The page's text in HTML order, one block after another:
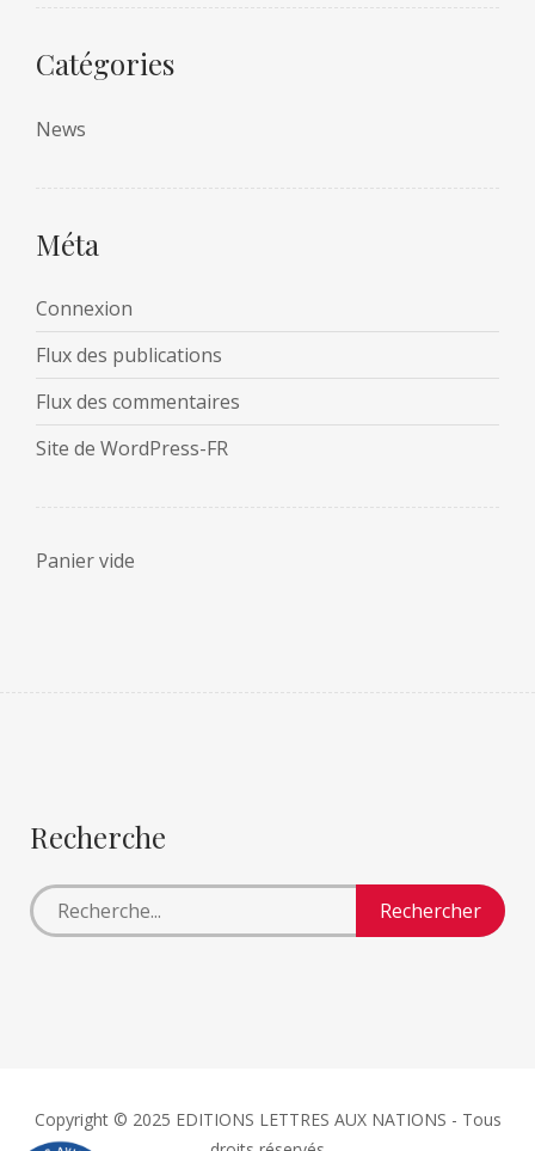
Catégories
News
Méta
Connexion
Flux des publications
Flux des commentaires
Site de WordPress-FR
Panier vide
Recherche
Copyright © 2025 EDITIONS LETTRES AUX NATIONS - Tous